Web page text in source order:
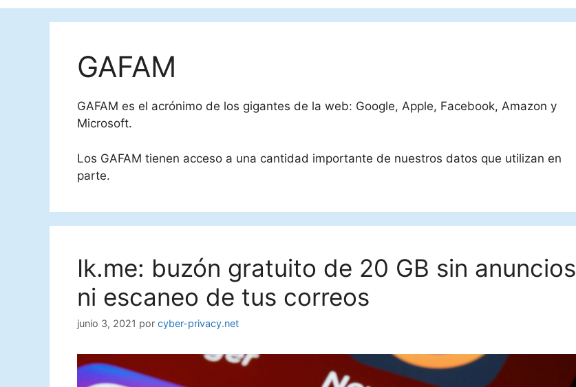
GAFAM
GAFAM es el acrónimo de los gigantes de la web: Google, Apple, Facebook, Amazon y
Microsoft.
Los GAFAM tienen acceso a una cantidad importante de nuestros datos que utilizan en
parte.
Ik.me: buzón gratuito de 20 GB sin anuncios
ni escaneo de tus correos
junio 3, 2021 por cyber-privacy.net